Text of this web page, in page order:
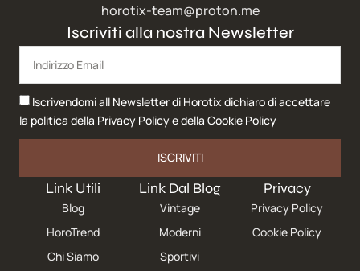
Link Utili
Blog
HoroTrend
Chi Siamo
Link Dal Blog
Vintage
Moderni
Sportivi
Privacy
Privacy Policy
Cookie Policy
Iscriviti alla nostra Newsletter
Iscrivendomi all Newsletter di Horotix dichiaro di accettare
la politica della Privacy Policye della Cookie Policy
ISCRIVITI
horotix-team@proton.me